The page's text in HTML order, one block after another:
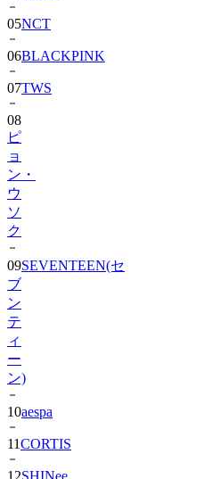
06BLACKPINK
07TWS
08
ピ
ョ
ン・
ウ
ソ
ク
09
ブ
ン
テ
ィ
ー
ン)
10aespa
11CORTIS
12SHINee
13BIGBANG